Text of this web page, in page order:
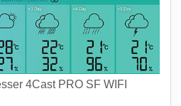
4Cast PRO SF WIFI